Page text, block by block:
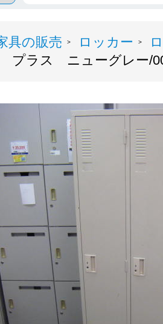
具の販売 > ロッカー >
プラス ニューグレー/